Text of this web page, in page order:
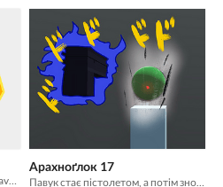
Арахноґлок 17